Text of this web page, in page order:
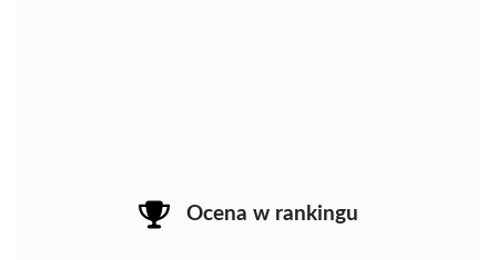
Ocena w rankingu